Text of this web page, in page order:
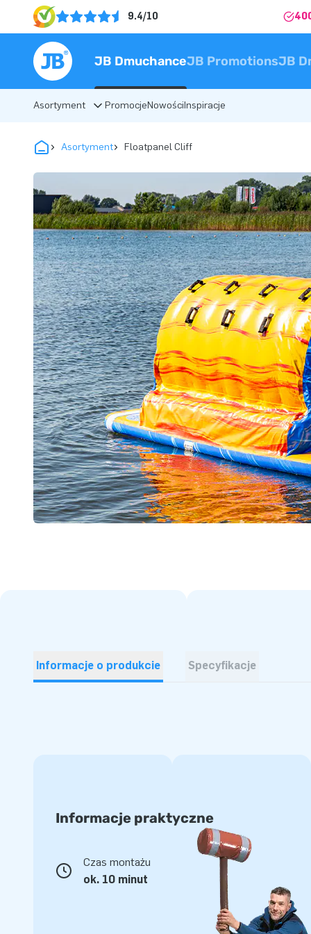
9.4/10
JB DmuchanceJB PromotionsJB
Asortyment PromocjeNowościInspiracje
Asortyment Floatpanel Cliff
Informacje o produkcie Specyfikacje
Informacje praktyczne
Czas montażu
ok. 10 minut